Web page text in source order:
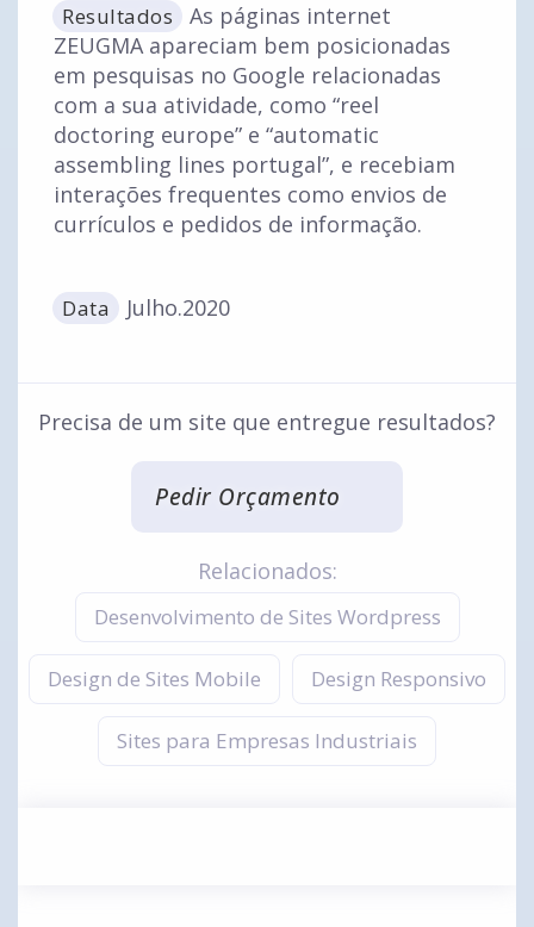
Resultados
As páginas internet
ZEUGMA apareciam bem posicionadas
em pesquisas no Google relacionadas
com a sua atividade, como “reel
doctoring europe” e “automatic
assembling lines portugal”, e recebiam
interações frequentes como envios de
currículos e pedidos de informação.
Data Julho.2020
Precisa de um site que entregue resultados?
Pedir Orçamento
Relacionados:
Desenvolvimento de Sites Wordpress
Design de Sites Mobile Design Responsivo
Sites para Empresas Industriais